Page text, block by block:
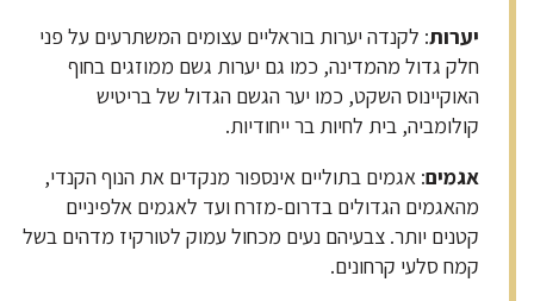
יערות: לקנדה יערות בוראליים עצומים המשתרעים על פני
חלק גדול מהמדינה, כמו גם יערות גשם ממוזגים בחוף
האוקיינוס השקט, כמו יער הגשם הגדול של בריטיש
קולומביה, בית לחיות בר ייחודיות.
אגמים: אגמים בתוליים אינספור מנקדים את הנוף הקנדי,
מהאגמים הגדולים בדרום-מזרח ועד לאגמים אלפיניים
קטנים יותר. צבעיהם נעים מכחול עמוק לטורקיז מדהים בשל
קמח סלעי קרחונים.